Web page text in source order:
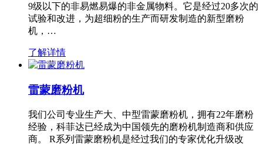
9级以下的非易燃易爆的非金属物料。它是经过20多次的
试验和改进，为超细粉的生产而研发制造的新型磨粉
机，…
了解详情
雷蒙磨粉机
我们公司专业生产大、中型雷蒙磨粉机，拥有22年磨粉
经验，科菲达已经成为中国领先的磨粉机制造商和供应
商。 R系列雷蒙磨粉机是经过我们的专家优化升级改